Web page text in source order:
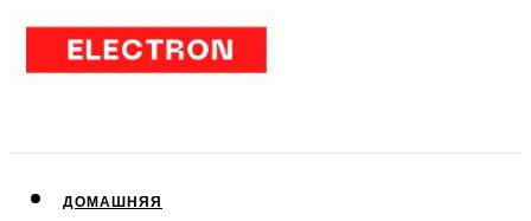
ДОМАШНЯЯ